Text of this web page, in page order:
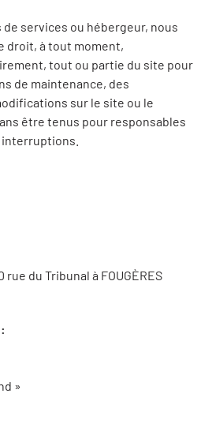
services ou hébergeur, nous
droit, à tout moment,
tout ou partie du site pour
de maintenance, des
sur le site ou le
être tenus pour responsables
rue du Tribunal à FOUGÈRES
»